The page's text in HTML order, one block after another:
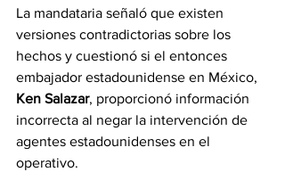
La mandataria señaló que existen
versiones contradictorias sobre los
hechos y cuestionó si el entonces
embajador estadounidense en México,
Ken Salazar, proporcionó información
incorrecta al negar la intervención de
agentes estadounidenses en el
operativo.